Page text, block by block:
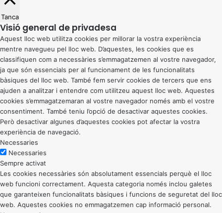
Tanca
Visió general de privadesa
Aquest lloc web utilitza cookies per millorar la vostra experiència
mentre navegueu pel lloc web. D’aquestes, les cookies que es
classifiquen com a necessàries s’emmagatzemen al vostre navegador,
ja que són essencials per al funcionament de les funcionalitats
bàsiques del lloc web. També fem servir cookies de tercers que ens
ajuden a analitzar i entendre com utilitzeu aquest lloc web. Aquestes
cookies s’emmagatzemaran al vostre navegador només amb el vostre
consentiment. També teniu l’opció de desactivar aquestes cookies.
Però desactivar algunes d’aquestes cookies pot afectar la vostra
experiència de navegació.
Necessaries
Necessaries
Sempre activat
Les cookies necessàries són absolutament essencials perquè el lloc
web funcioni correctament. Aquesta categoria només inclou galetes
que garanteixen funcionalitats bàsiques i funcions de seguretat del lloc
web. Aquestes cookies no emmagatzemen cap informació personal.